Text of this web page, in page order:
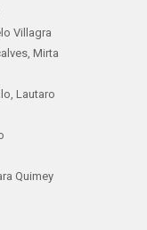
Villagra
Mirta
Lautaro
Quimey